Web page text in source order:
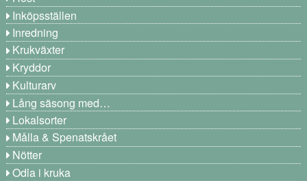
Inköpsställen
Inredning
Krukväxter
Kryddor
Kulturarv
Lång säsong med…
Lokalsorter
Målla & Spenatskrået
Nötter
Odla i kruka